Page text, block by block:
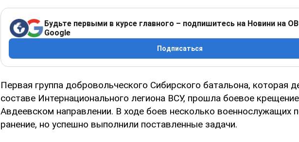
Будьте первыми в курсе главного – подпишитесь на Новини на
Google
Подписаться
Первая группа добровольческого Сибирского батальона, которая
составе Интернационального легиона ВСУ, прошла боевое
Авдеевском направлении. В ходе боев несколько военнослужащих
ранение, но успешно выполнили поставленные задачи.